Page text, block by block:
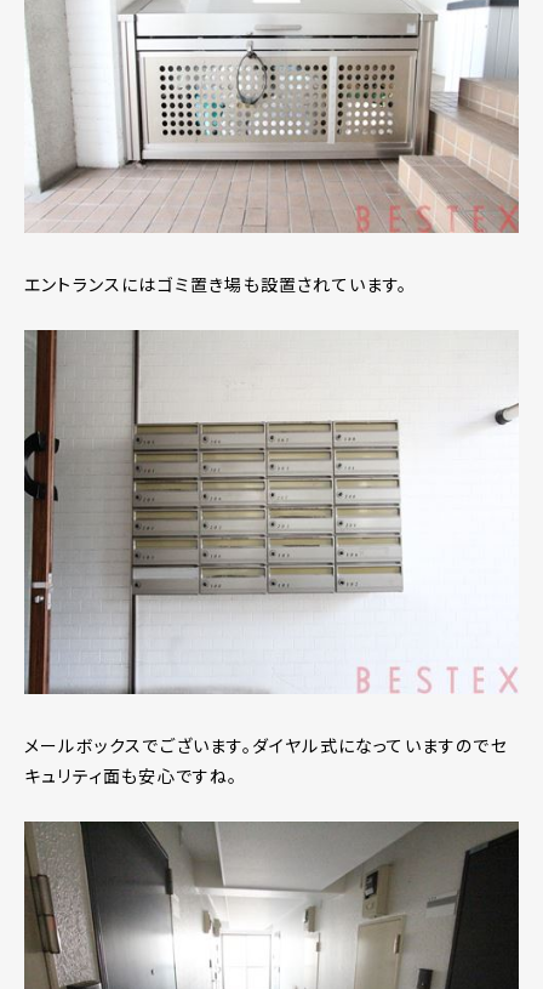
エントランスにはゴミ置き場も設置されています。
メールボックスでございます。ダイヤル式になっていますのでセ
キュリティ面も安心ですね。